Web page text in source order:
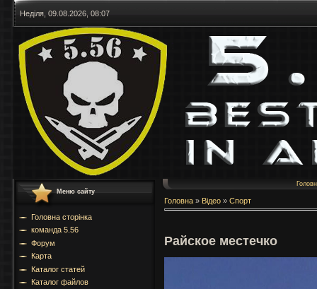
Неділя, 09.08.2026, 08:07
Меню сайту
Головна сторінка
команда 5.56
Форум
Карта
Каталог статей
Каталог файлов
Головна » Відео » Спорт
Райское местечко